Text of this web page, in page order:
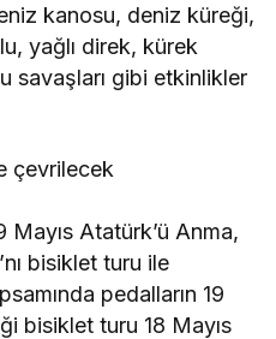
kanosu, deniz küreği,
yağlı direk, kürek
savaşları gibi etkinlikler
çevrilecek
Atatürk’ü Anma,
bisiklet turu ile
pedalların 19
bisiklet turu 18 Mayıs